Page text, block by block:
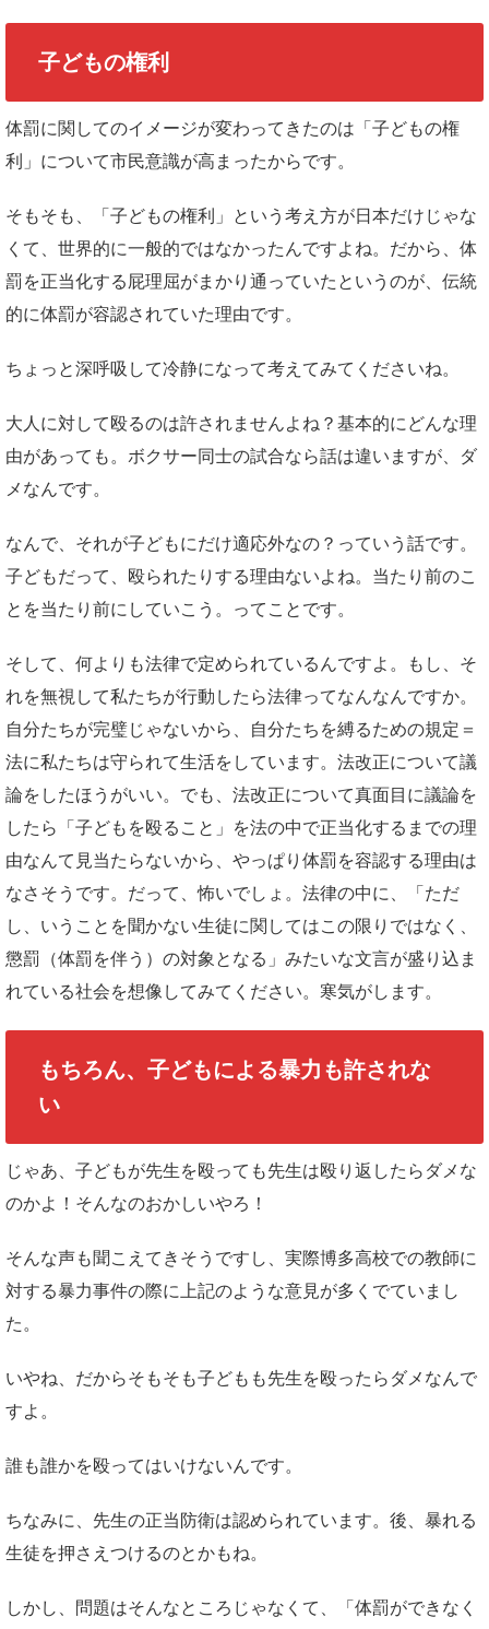
子どもの権利
体罰に関してのイメージが変わってきたのは「子どもの権
利」について市民意識が高まったからです。
そもそも、「子どもの権利」という考え方が日本だけじゃな
くて、世界的に一般的ではなかったんですよね。だから、体
罰を正当化する屁理屈がまかり通っていたというのが、伝統
的に体罰が容認されていた理由です。
ちょっと深呼吸して冷静になって考えてみてくださいね。
大人に対して殴るのは許されませんよね？基本的にどんな理
由があっても。ボクサー同士の試合なら話は違いますが、ダ
メなんです。
なんで、それが子どもにだけ適応外なの？っていう話です。
子どもだって、殴られたりする理由ないよね。当たり前のこ
とを当たり前にしていこう。ってことです。
そして、何よりも法律で定められているんですよ。もし、そ
れを無視して私たちが行動したら法律ってなんなんですか。
自分たちが完璧じゃないから、自分たちを縛るための規定＝
法に私たちは守られて生活をしています。法改正について議
論をしたほうがいい。でも、法改正について真面目に議論を
したら「子どもを殴ること」を法の中で正当化するまでの理
由なんて見当たらないから、やっぱり体罰を容認する理由は
なさそうです。だって、怖いでしょ。法律の中に、「ただ
し、いうことを聞かない生徒に関してはこの限りではなく、
懲罰（体罰を伴う）の対象となる」みたいな文言が盛り込ま
れている社会を想像してみてください。寒気がします。
もちろん、子どもによる暴力も許されな
い
じゃあ、子どもが先生を殴っても先生は殴り返したらダメな
のかよ！そんなのおかしいやろ！
そんな声も聞こえてきそうですし、実際博多高校での教師に
対する暴力事件の際に上記のような意見が多くでていまし
た。
いやね、だからそもそも子どもも先生を殴ったらダメなんで
すよ。
誰も誰かを殴ってはいけないんです。
ちなみに、先生の正当防衛は認められています。後、暴れる
生徒を押さえつけるのとかもね。
しかし、問題はそんなところじゃなくて、「体罰ができなく